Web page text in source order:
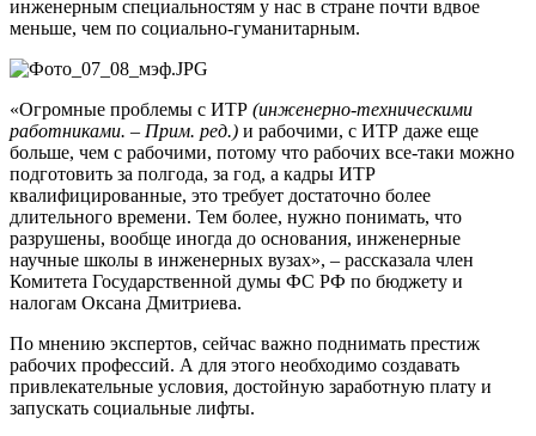
инженерным специальностям у нас в стране почти вдвое
меньше, чем по социально-гуманитарным.
«Огромные проблемы с ИТР (инженерно-техническими
работниками. – Прим. ред.) и рабочими, с ИТР даже еще
больше, чем с рабочими, потому что рабочих все-таки можно
подготовить за полгода, за год, а кадры ИТР
квалифицированные, это требует достаточно более
длительного времени. Тем более, нужно понимать, что
разрушены, вообще иногда до основания, инженерные
научные школы в инженерных вузах», – рассказала член
Комитета Государственной думы ФС РФ по бюджету и
налогам Оксана Дмитриева.
По мнению экспертов, сейчас важно поднимать престиж
рабочих профессий. А для этого необходимо создавать
привлекательные условия, достойную заработную плату и
запускать социальные лифты.